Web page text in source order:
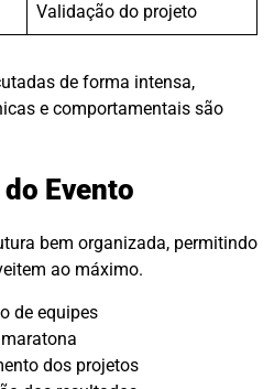
Validação do projeto
de forma intensa,
e comportamentais são
Evento
bem organizada, permitindo
ao máximo.
de equipes
dos projetos